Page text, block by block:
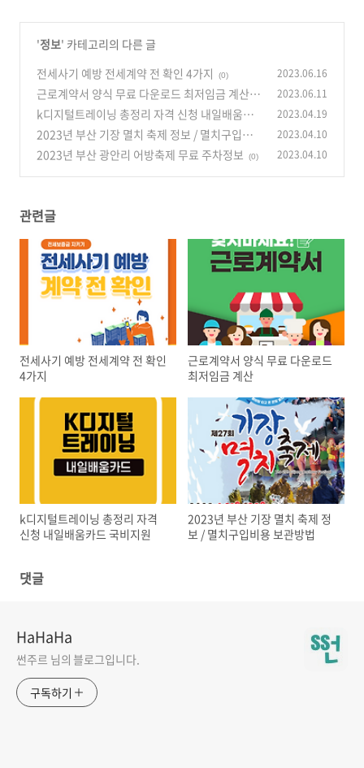
'정보' 카테고리의 다른 글
전세사기 예방 전세계약 전 확인 4가지
(0) 2023.06.16
근로계약서 양식 무료 다운로드 최저임금 계산
(0)
2023.06.11
k디지털트레이닝 총정리 자격 신청 내일배움카
드 국비지원
(1)
2023.04.19
2023년 부산 기장 멸치 축제 정보 / 멸치구입비
용 보관방법
(0)
2023.04.10
2023년 부산 광안리 어방축제 무료 주차정보 (0) 2023.04.10
관련글
전세사기 예방 전세계약 전 확인
4가지
근로계약서 양식 무료 다운로드
최저임금 계산
k디지털트레이닝 총정리 자격
신청 내일배움카드 국비지원
2023년 부산 기장 멸치 축제 정
보 / 멸치구입비용 보관방법
댓글
HaHaHa
썬주르 님의 블로그입니다.
구독하기